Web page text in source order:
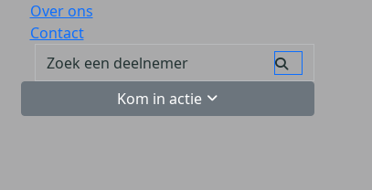
Over ons
Contact
Kom in actie